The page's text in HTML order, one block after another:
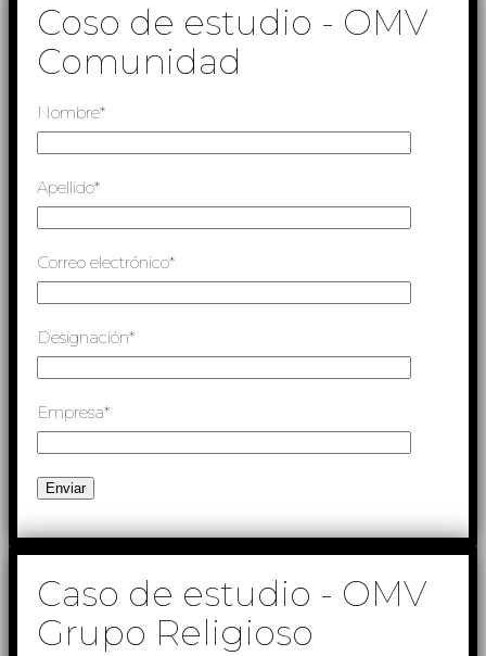
Coso de estudio - OMV
Comunidad
Nombre*
Apellido*
Correo electrónico*
Designación*
Empresa*
Caso de estudio - OMV
Grupo Religioso